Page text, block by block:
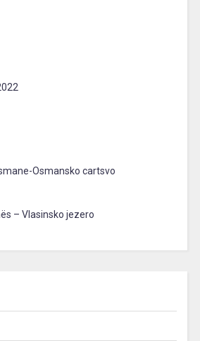
Osmansko cartsvo
– Vlasinsko jezero